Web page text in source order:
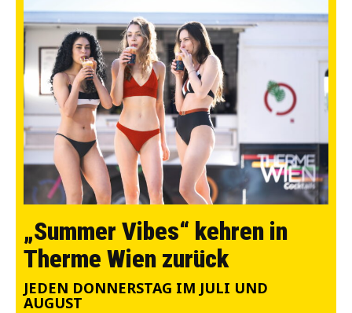
„Summer Vibes“ kehren in
Therme Wien zurück
JEDEN DONNERSTAG IM JULI UND
AUGUST